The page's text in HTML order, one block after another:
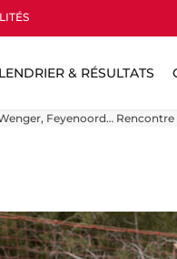
& RÉSULTATS
Feyenoord…